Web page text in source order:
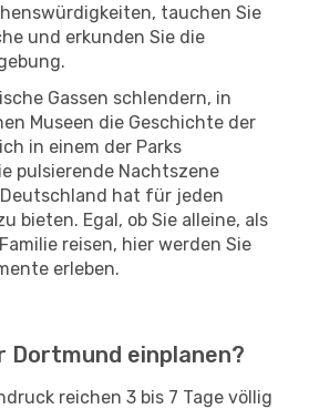
tauchen Sie
und erkunden Sie die
Gassen schlendern, in
Museen die Geschichte der
in einem der Parks
pulsierende Nachtszene
hat für jeden
bieten. Egal, ob Sie alleine, als
reisen, hier werden Sie
erleben.
Dortmund einplanen?
reichen 3 bis 7 Tage völlig